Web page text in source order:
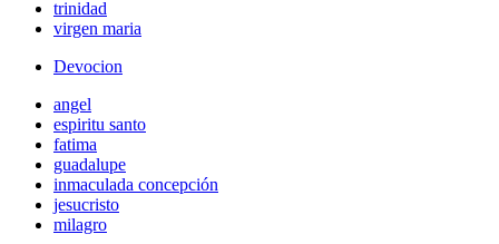
trinidad
virgen maria
Devocion
angel
espiritu santo
fatima
guadalupe
inmaculada concepción
jesucristo
milagro